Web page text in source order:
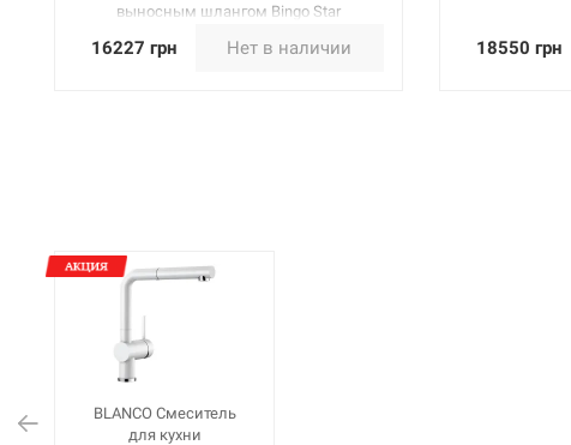
выносным шлангом Bingo Star
16227 грн Нет в наличии 18550 грн
BLANCO Смеситель
для кухни